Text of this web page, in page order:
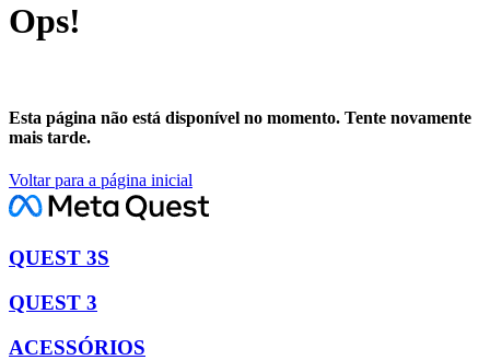
Ops!
Esta página não está disponível no momento. Tente novamente
mais tarde.
Voltar para a página inicial
QUEST 3S
QUEST 3
ACESSÓRIOS